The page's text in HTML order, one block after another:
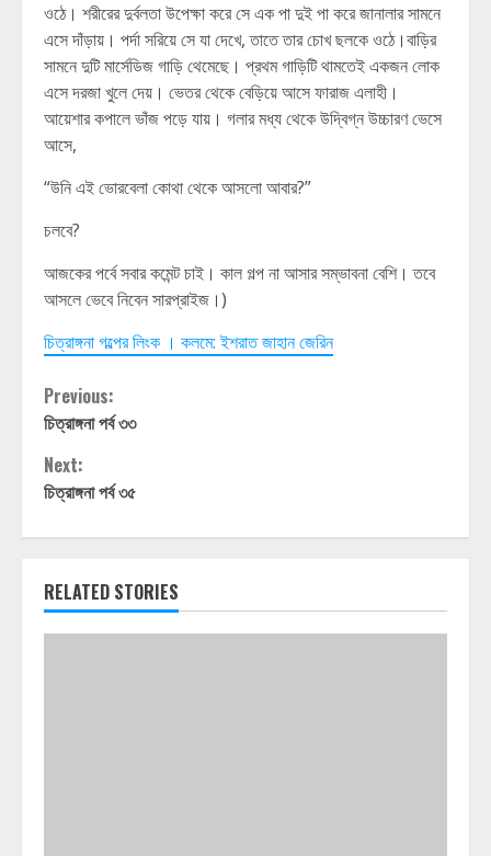
ওঠে। শরীরের দুর্বলতা উপেক্ষা করে সে এক পা দুই পা করে জানালার সামনে
এসে দাঁড়ায়। পর্দা সরিয়ে সে যা দেখে, তাতে তার চোখ ছলকে ওঠে।বাড়ির
সামনে দুটি মার্সেডিজ গাড়ি থেমেছে। প্রথম গাড়িটি থামতেই একজন লোক
এসে দরজা খুলে দেয়। ভেতর থেকে বেড়িয়ে আসে ফারাজ এলাহী।
আয়েশার কপালে ভাঁজ পড়ে যায়। গলার মধ্য থেকে উদ্বিগ্ন উচ্চারণ ভেসে
আসে,
“উনি এই ভোরবেলা কোথা থেকে আসলো আবার?”
চলবে?
আজকের পর্বে সবার কমেন্ট চাই। কাল গল্প না আসার সম্ভাবনা বেশি। তবে
আসলে ভেবে নিবেন সারপ্রাইজ।)
চিত্রাঙ্গনা গল্পের লিংক । কলমে: ইশরাত জাহান জেরিন
Continue
Reading
Previous:
চিত্রাঙ্গনা পর্ব ৩৩
Next:
চিত্রাঙ্গনা পর্ব ৩৫
RELATED STORIES